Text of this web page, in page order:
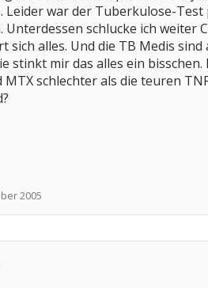
Leider war der Tuberkulose-
Unterdessen schlucke ich weiter
sich alles. Und die TB Medis
stinkt mir das alles ein
MTX schlechter als die teuren
2005